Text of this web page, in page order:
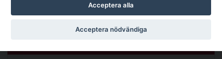
Bertil Wennberg
Acceptera alla
Acceptera nödvändiga